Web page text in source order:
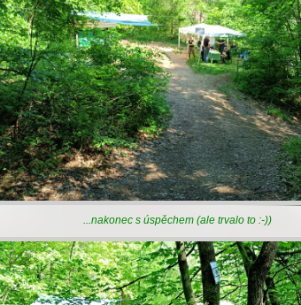
...nakonec s úspěchem (ale trvalo to :-))